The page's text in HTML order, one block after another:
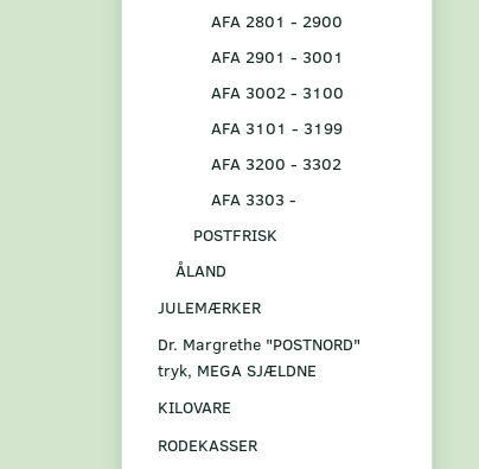
AFA 2801 - 2900
AFA 2901 - 3001
AFA 3002 - 3100
AFA 3101 - 3199
AFA 3200 - 3302
AFA 3303 -
POSTFRISK
ÅLAND
JULEMÆRKER
Dr. Margrethe "POSTNORD"
tryk, MEGA SJÆLDNE
KILOVARE
RODEKASSER